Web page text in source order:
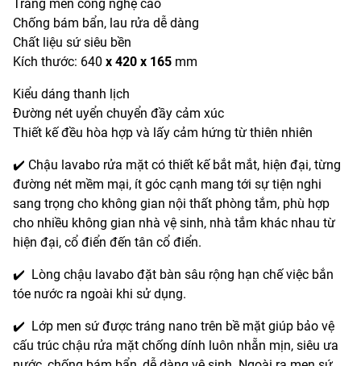
Tráng men công nghệ cao
Chống bám bẩn, lau rửa dễ dàng
Chất liệu sứ siêu bền
Kích thước: 640 x 420 x 165 mm
Kiểu dáng thanh lịch
Đường nét uyển chuyển đầy cảm xúc
Thiết kế đều hòa hợp và lấy cảm hứng từ thiên nhiên
✔️ Chậu lavabo rửa mặt có thiết kế bắt mắt, hiện đại, từng
đường nét mềm mại, ít góc cạnh mang tới sự tiện nghi
sang trọng cho không gian nội thất phòng tắm, phù hợp
cho nhiều không gian nhà vệ sinh, nhà tắm khác nhau từ
hiện đại, cổ điển đến tân cổ điển.
✔️ Lòng chậu lavabo đặt bàn sâu rộng hạn chế việc bắn
tóe nước ra ngoài khi sử dụng.
✔️ Lớp men sứ được tráng nano trên bề mặt giúp bảo vệ
cấu trúc chậu rửa mặt chống dính luôn nhẵn mịn, siêu ưa